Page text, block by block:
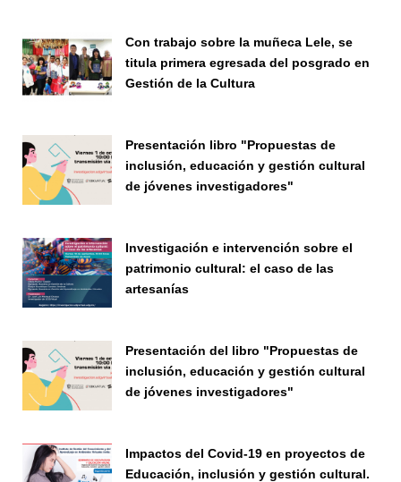
Con trabajo sobre la muñeca Lele, se
titula primera egresada del posgrado en
Gestión de la Cultura
Presentación libro "Propuestas de
inclusión, educación y gestión cultural
de jóvenes investigadores"
Investigación e intervención sobre el
patrimonio cultural: el caso de las
artesanías
Presentación del libro "Propuestas de
inclusión, educación y gestión cultural
de jóvenes investigadores"
Impactos del Covid-19 en proyectos de
Educación, inclusión y gestión cultural.